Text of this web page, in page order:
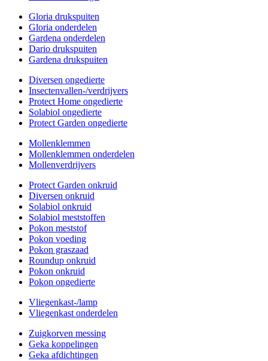
Gloria drukspuiten
Gloria onderdelen
Gardena onderdelen
Dario drukspuiten
Gardena drukspuiten
Diversen ongedierte
Insectenvallen-/verdrijvers
Protect Home ongedierte
Solabiol ongedierte
Protect Garden ongedierte
Mollenklemmen
Mollenklemmen onderdelen
Mollenverdrijvers
Protect Garden onkruid
Diversen onkruid
Solabiol onkruid
Solabiol meststoffen
Pokon meststof
Pokon voeding
Pokon graszaad
Roundup onkruid
Pokon onkruid
Pokon ongedierte
Vliegenkast-/lamp
Vliegenkast onderdelen
Zuigkorven messing
Geka koppelingen
Geka afdichtingen